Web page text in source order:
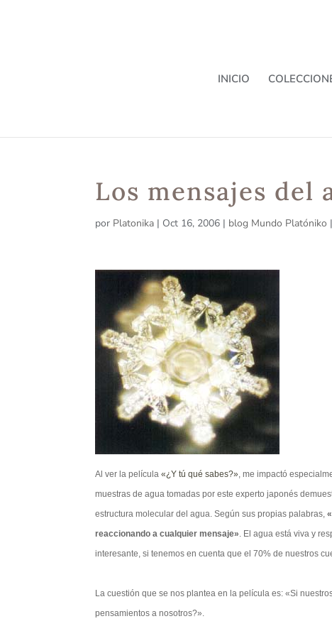
INICIO
Los mensajes del
por Platonika | Oct 16, 2006 | blog Mundo Platóniko |
Al ver la película«¿Y tú qué sabes?», me impactó
muestras de agua tomadas por este experto japonés
estructura molecular del agua. Según sus propias palabras,
reaccionando a cualquier mensaje». El agua está viva y
interesante, si tenemos en cuenta que el 70% de nuestros
La cuestión que se nos plantea en la película es: «Si
pensamientos a nosotros?».